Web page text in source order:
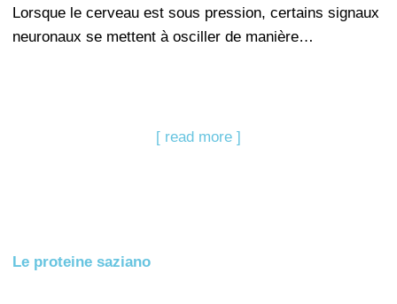
Lorsque le cerveau est sous pression, certains signaux
neuronaux se mettent à osciller de manière…
[ read more ]
Le proteine saziano